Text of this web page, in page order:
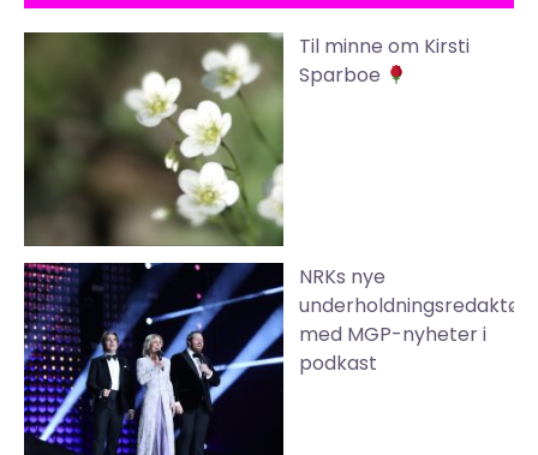
Til minne om Kirsti
Sparboe
NRKs nye
underholdningsredaktør
med MGP-nyheter i
podkast